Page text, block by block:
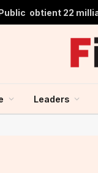
Leaders